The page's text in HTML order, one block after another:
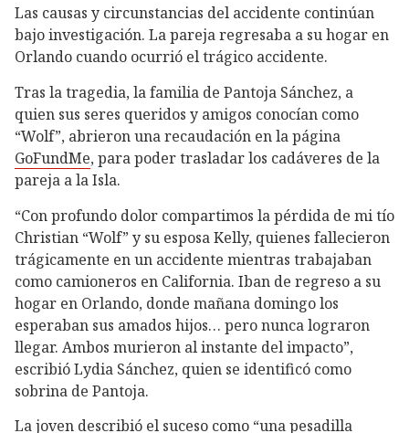
Las causas y circunstancias del accidente continúan
bajo investigación. La pareja regresaba a su hogar en
Orlando cuando ocurrió el trágico accidente.
Tras la tragedia, la familia de Pantoja Sánchez, a
quien sus seres queridos y amigos conocían como
“Wolf”, abrieron una recaudación en la página
GoFundMe, para poder trasladar los cadáveres de la
pareja a la Isla.
“Con profundo dolor compartimos la pérdida de mi tío
Christian “Wolf” y su esposa Kelly, quienes fallecieron
trágicamente en un accidente mientras trabajaban
como camioneros en California. Iban de regreso a su
hogar en Orlando, donde mañana domingo los
esperaban sus amados hijos… pero nunca lograron
llegar. Ambos murieron al instante del impacto”,
escribió Lydia Sánchez, quien se identificó como
sobrina de Pantoja.
La joven describió el suceso como “una pesadilla